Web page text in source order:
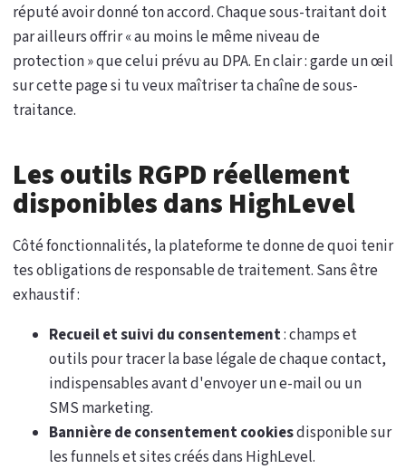
réputé avoir donné ton accord. Chaque sous-traitant doit
par ailleurs offrir « au moins le même niveau de
protection » que celui prévu au DPA. En clair : garde un œil
sur cette page si tu veux maîtriser ta chaîne de sous-
traitance.
Les outils RGPD réellement
disponibles dans HighLevel
Côté fonctionnalités, la plateforme te donne de quoi tenir
tes obligations de responsable de traitement. Sans être
exhaustif :
Recueil et suivi du consentement: champs et
outils pour tracer la base légale de chaque contact,
indispensables avant d'envoyer un e-mail ou un
SMS marketing.
Bannière de consentement cookiesdisponible sur
les funnels et sites créés dans HighLevel.